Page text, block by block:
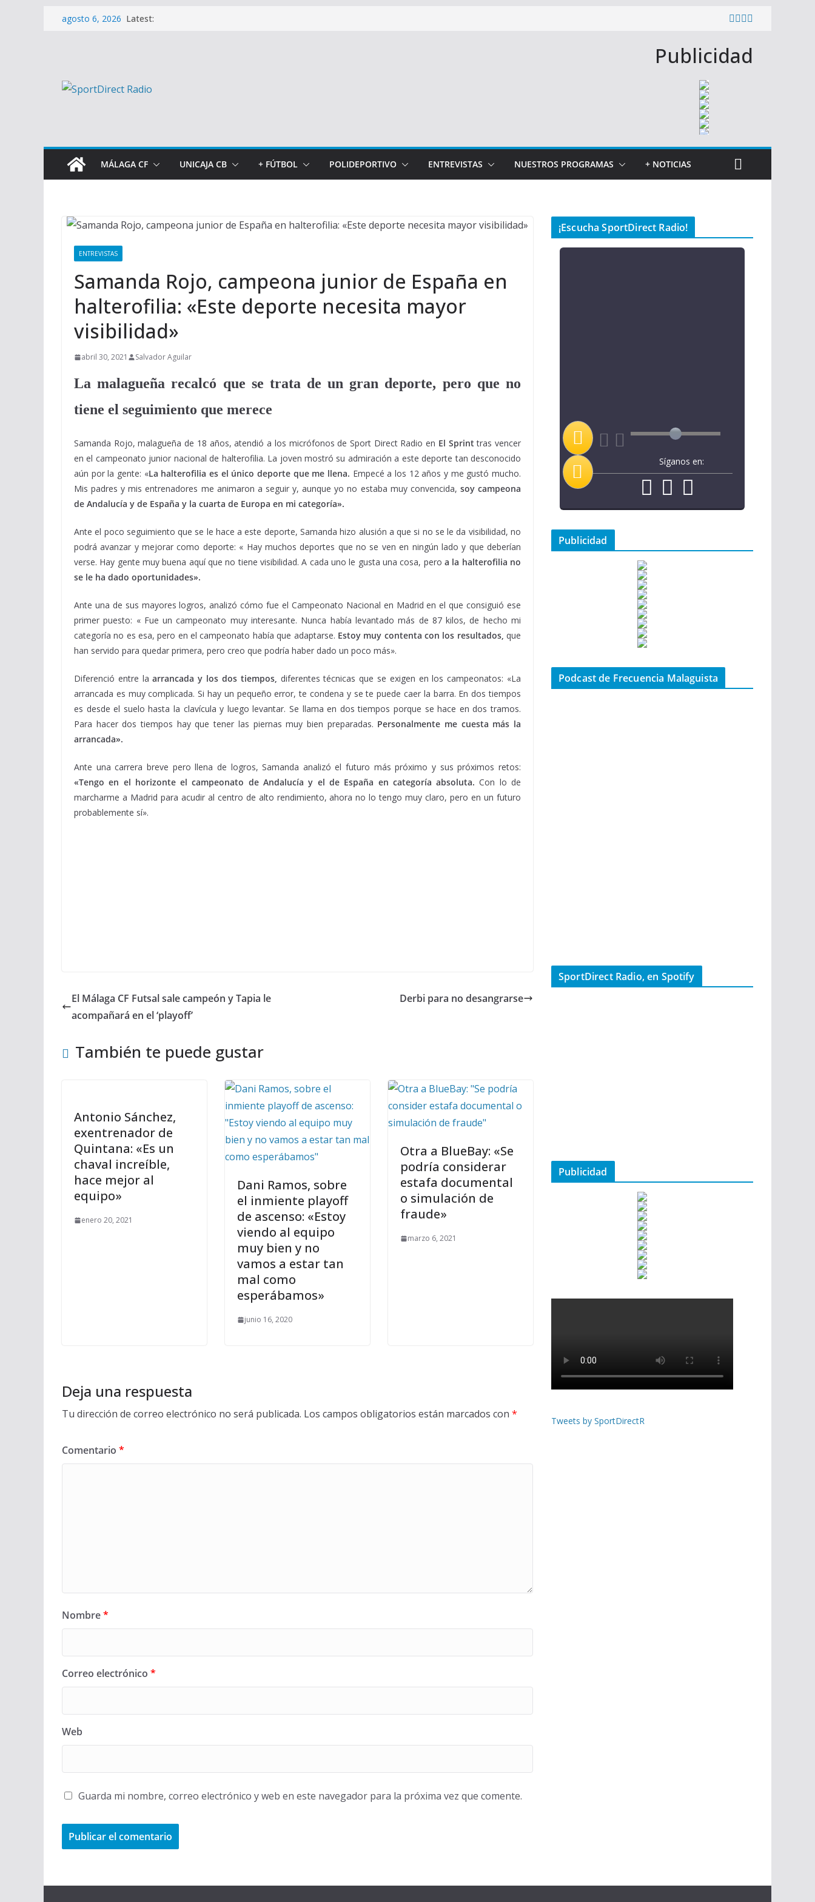
Saltaragosto 6, 2026 Latest:
Publicidad
MÁLAGA CF UNICAJA CB + FÚTBOL POLIDEPORTIVO ENTREVISTAS NUESTROS PROGRAMAS + NOTICIAS
ENTREVISTAS
Samanda Rojo, campeona junior de España en
halterofilia: «Este deporte necesita mayor
visibilidad»
abril 30, 2021 Salvador Aguilar
La malagueña recalcó que se trata de un gran deporte, pero que no
tiene el seguimiento que merece
Samanda Rojo, malagueña de 18 años, atendió a los micrófonos de Sport Direct Radio en El Sprint tras vencer
en el campeonato junior nacional de halterofilia. La joven mostró su admiración a este deporte tan desconocido
aún por la gente: «La halterofilia es el único deporte que me llena. Empecé a los 12 años y me gustó mucho.
Mis padres y mis entrenadores me animaron a seguir y, aunque yo no estaba muy convencida, soy campeona
de Andalucía y de España y la cuarta de Europa en mi categoría».
Ante el poco seguimiento que se le hace a este deporte, Samanda hizo alusión a que si no se le da visibilidad, no
podrá avanzar y mejorar como deporte: « Hay muchos deportes que no se ven en ningún lado y que deberían
verse. Hay gente muy buena aquí que no tiene visibilidad. A cada uno le gusta una cosa, pero a la halterofilia no
se le ha dado oportunidades».
Ante una de sus mayores logros, analizó cómo fue el Campeonato Nacional en Madrid en el que consiguió ese
primer puesto: « Fue un campeonato muy interesante. Nunca había levantado más de 87 kilos, de hecho mi
categoría no es esa, pero en el campeonato había que adaptarse. Estoy muy contenta con los resultados, que
han servido para quedar primera, pero creo que podría haber dado un poco más».
Diferenció entre laarrancada y los dos tiempos, diferentes técnicas que se exigen en los campeonatos: «La
arrancada es muy complicada. Si hay un pequeño error, te condena y se te puede caer la barra. En dos tiempos
es desde el suelo hasta la clavícula y luego levantar. Se llama en dos tiempos porque se hace en dos tramos.
Para hacer dos tiempos hay que tener las piernas muy bien preparadas. Personalmente me cuesta más la
arrancada».
Ante una carrera breve pero llena de logros, Samanda analizó el futuro más próximo y sus próximos retos:
«Tengo en el horizonte el campeonato de Andalucía y el de España en categoría absoluta. Con lo de
marcharme a Madrid para acudir al centro de alto rendimiento, ahora no lo tengo muy claro, pero en un futuro
probablemente sí».
El Málaga CF Futsal sale campeón y Tapia le
acompañará en el ‘playoff’
Derbi para no desangrarse
También te puede gustar
Antonio Sánchez,
exentrenador de
Quintana: «Es un
chaval increíble,
hace mejor al
equipo»
enero 20, 2021
Dani Ramos, sobre
el inmiente playoff
de ascenso: «Estoy
viendo al equipo
muy bien y no
vamos a estar tan
mal como
esperábamos»
junio 16, 2020
Otra a BlueBay: «Se
podría considerar
estafa documental
o simulación de
fraude»
marzo 6, 2021
Deja una respuesta
Tu dirección de correo electrónico no será publicada. Los campos obligatorios están marcados con *
Comentario *
Nombre*
Correo electrónico *
Web
Guarda mi nombre, correo electrónico y web en este navegador para la próxima vez que comente.
¡Escucha SportDirect Radio!
Síganos en:
Publicidad
Podcast de Frecuencia Malaguista
SportDirect Radio, en Spotify
Publicidad
Tweets by SportDirectR